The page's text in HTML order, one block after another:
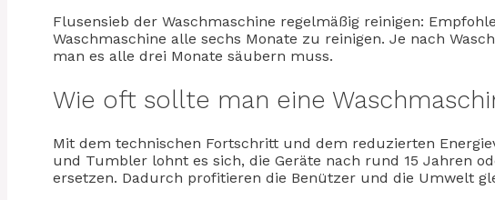
Flusensieb der Waschmaschine regelmäßig reinigen:
Waschmaschine alle sechs Monate zu reinigen. Je nach
man es alle drei Monate säubern muss.
Wie oft sollte man eine
Mit dem technischen Fortschritt und dem reduzierten
und Tumbler lohnt es sich, die Geräte nach rund 15 Jahren
ersetzen. Dadurch profitieren die Benützer und die Umwelt